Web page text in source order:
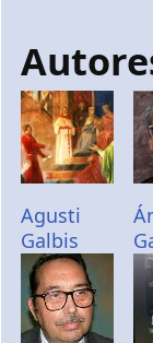
Agusti
Galbis